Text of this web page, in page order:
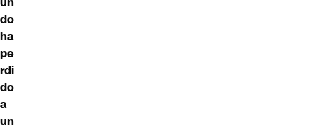
do
ha
pe
rdi
do
a
un